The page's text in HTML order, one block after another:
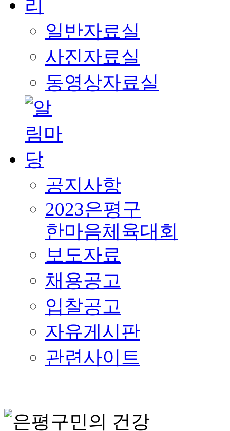
일반자료실
사진자료실
동영상자료실
공지사항
2023은평구
한마음체육대회
보도자료
채용공고
입찰공고
자유게시판
관련사이트